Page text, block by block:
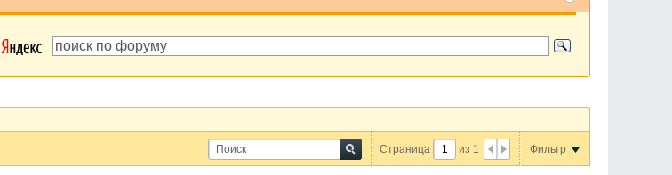
Страница из 1 Фильтр